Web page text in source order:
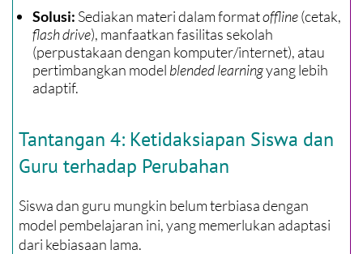
Solusi: Sediakan materi dalam formatoffline(cetak,
flash drive), manfaatkan fasilitas sekolah
(perpustakaan dengan komputer/internet), atau
pertimbangkan model blended learningyang lebih
adaptif.
Tantangan 4: Ketidaksiapan Siswa dan
Guru terhadap Perubahan
Siswa dan guru mungkin belum terbiasa dengan
model pembelajaran ini, yang memerlukan adaptasi
dari kebiasaan lama.